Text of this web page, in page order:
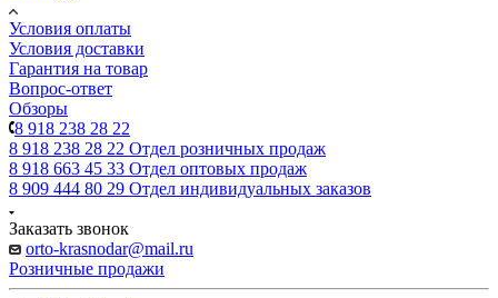
Условия оплаты
Условия доставки
Гарантия на товар
Вопрос-ответ
Обзоры
8 918 238 28 22
8 918 238 28 22 Отдел розничных продаж
8 918 663 45 33 Отдел оптовых продаж
8 909 444 80 29 Отдел индивидуальных заказов
Заказать звонок
orto-krasnodar@mail.ru
Розничные продажи